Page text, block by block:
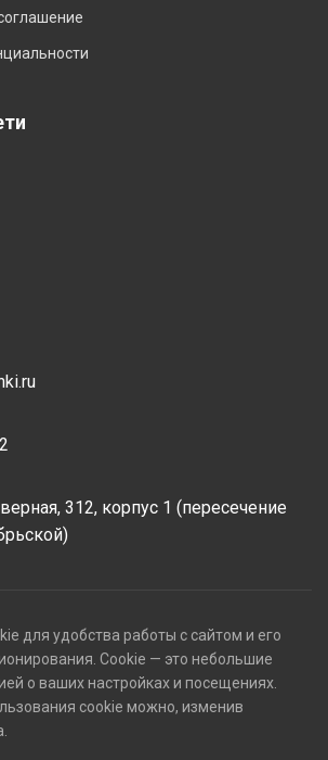
312, корпус 1 (пересечение
для удобства работы с сайтом и его
Cookie — это небольшие
о ваших настройках и посещениях.
cookie можно, изменив